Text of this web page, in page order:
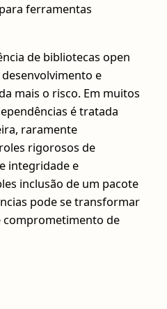
ferramentas
de bibliotecas open
e
mais o risco. Em muitos
é tratada
raramente
rigorosos de
integridade e
inclusão de um pacote
pode se transformar
de